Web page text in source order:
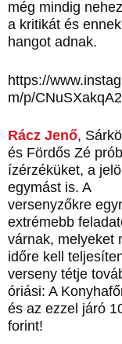
még mindig
a kritikát és
hangot adnak.
https://
m/p/
Rácz Jenő,
és Fördős Zé
ízérzéküket, a
egymást is. A
versenyzőkre
extrémebb
várnak, melyeket
időre kell
verseny tétje
óriási: A
és az ezzel járó
forint!